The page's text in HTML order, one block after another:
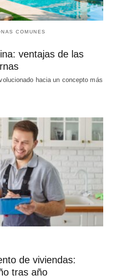
COMUNES
ventajas de las
hacia un concepto más
de viviendas:
tras año